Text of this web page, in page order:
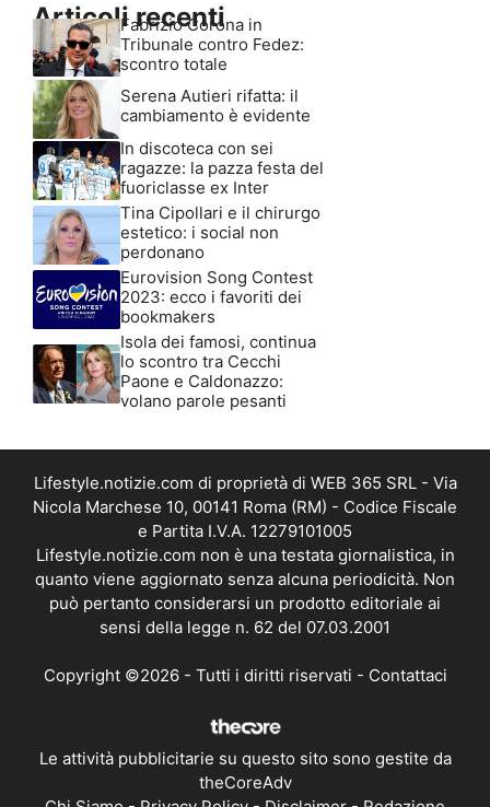
Articoli recenti
Fabrizio Corona in
Tribunale contro Fedez:
scontro totale
Serena Autieri rifatta: il
cambiamento è evidente
In discoteca con sei
ragazze: la pazza festa del
fuoriclasse ex Inter
Tina Cipollari e il chirurgo
estetico: i social non
perdonano
Eurovision Song Contest
2023: ecco i favoriti dei
bookmakers
Isola dei famosi, continua
lo scontro tra Cecchi
Paone e Caldonazzo:
volano parole pesanti
Lifestyle.notizie.com di proprietà di WEB 365 SRL - Via
Nicola Marchese 10, 00141 Roma (RM) - Codice Fiscale
e Partita I.V.A. 12279101005
Lifestyle.notizie.com non è una testata giornalistica, in
quanto viene aggiornato senza alcuna periodicità. Non
può pertanto considerarsi un prodotto editoriale ai
sensi della legge n. 62 del 07.03.2001
Copyright ©2026 - Tutti i diritti riservati - Contattaci
Le attività pubblicitarie su questo sito sono gestite da
theCoreAdv